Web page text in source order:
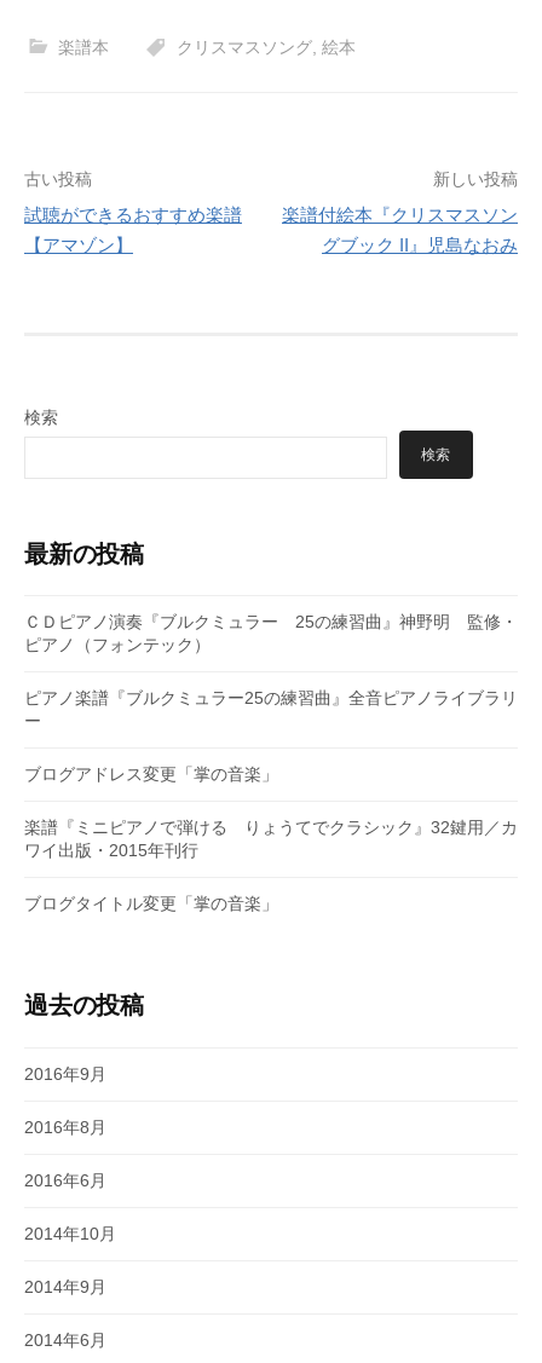
楽譜本 クリスマスソング 絵本
投
稿
ー
シ
ョ
ン
古い投稿
試聴ができるおすすめ楽譜
【アマゾン】
新しい投稿
楽譜付絵本『クリスマスソン
グブック II』児島なおみ
検索
検索
最新の投稿
ＣＤピアノ演奏『ブルクミュラー 25の練習曲』神野明 監修・
ピアノ（フォンテック）
ピアノ楽譜『ブルクミュラー25の練習曲』全音ピアノライブラリ
ー
ブログアドレス変更「掌の音楽」
楽譜『ミニピアノで弾ける りょうてでクラシック』32鍵用／カ
ワイ出版・2015年刊行
ブログタイトル変更「掌の音楽」
過去の投稿
2016年9月
2016年8月
2016年6月
2014年10月
2014年9月
2014年6月